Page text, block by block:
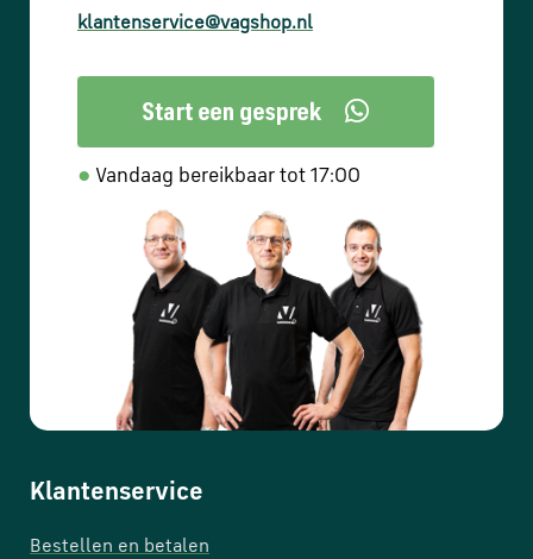
klantenservice@vagshop.nl
● Vandaag bereikbaar tot 17:00
Klantenservice
Bestellen en betalen